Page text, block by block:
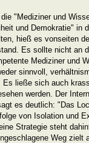
"Mediziner und
und Demokratie" in
hieß es vonseiten
Es sollte nicht an
Mediziner und
sinnvoll,
Es ließe sich auch
werden. Der
es deutlich: "Das
von Isolation und
Strategie steht
Weg zielt